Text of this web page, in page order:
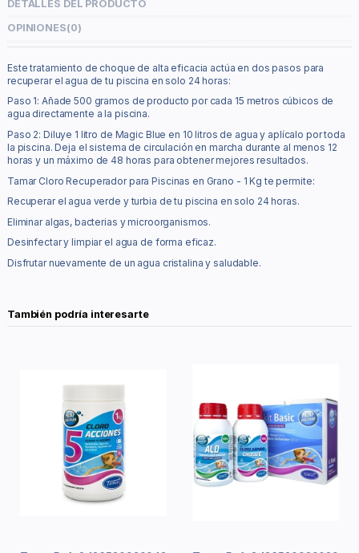
DETALLES DEL PRODUCTO
OPINIONES(0)
Este tratamiento de choque de alta eficacia actúa en dos pasos para
recuperar el agua de tu piscina en solo 24 horas:
Paso 1: Añade 500 gramos de producto por cada 15 metros cúbicos de
agua directamente a la piscina.
Paso 2: Diluye 1 litro de Magic Blue en 10 litros de agua y aplícalo por toda
la piscina. Deja el sistema de circulación en marcha durante al menos 12
horas y un máximo de 48 horas para obtener mejores resultados.
Tamar Cloro Recuperador para Piscinas en Grano - 1 Kg te permite:
Recuperar el agua verde y turbia de tu piscina en solo 24 horas.
Eliminar algas, bacterias y microorganismos.
Desinfectar y limpiar el agua de forma eficaz.
Disfrutar nuevamente de un agua cristalina y saludable.
También podría interesarte